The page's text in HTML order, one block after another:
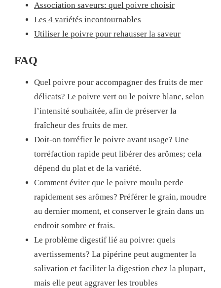
Association saveurs: quel poivre choisir
Les 4 variétés incontournables
Utiliser le poivre pour rehausser la saveur
FAQ
Quel poivre pour accompagner des fruits de mer
délicats? Le poivre vert ou le poivre blanc, selon
l’intensité souhaitée, afin de préserver la
fraîcheur des fruits de mer.
Doit-on torréfier le poivre avant usage? Une
torréfaction rapide peut libérer des arômes; cela
dépend du plat et de la variété.
Comment éviter que le poivre moulu perde
rapidement ses arômes? Préférer le grain, moudre
au dernier moment, et conserver le grain dans un
endroit sombre et frais.
Le problème digestif lié au poivre: quels
avertissements? La pipérine peut augmenter la
salivation et faciliter la digestion chez la plupart,
mais elle peut aggraver les troubles